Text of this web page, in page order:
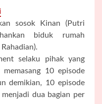
sosok Kinan (Putri
biduk rumah
selaku pihak yang
10 episode
demikian, 10 episode
dua bagian per